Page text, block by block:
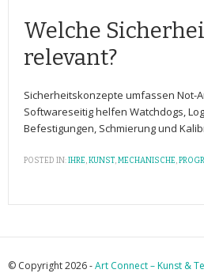
Welche
relevant?
Sicherheitskonzepte umfassen Not-
Softwareseitig helfen Watchdogs,
Befestigungen, Schmierung und
POSTED IN:IHRE,KUNST,MECHANISCHE,
© Copyright 2026 -Art Connect – Kunst &